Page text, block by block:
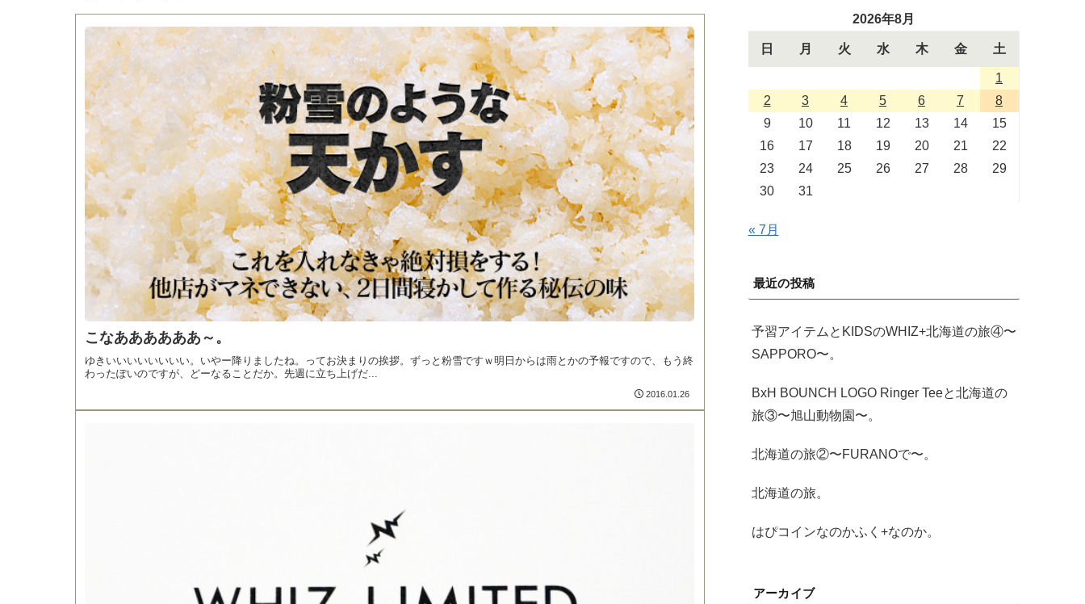
こなああああああ～。
ゆきいいいいいいいい。いやー降りましたね。ってお決まりの挨拶。ずっと粉雪ですｗ明日からは雨とかの予報ですので、もう終
わったぽいのですが、どーなることだか。先週に立ち上げだ...
2016.01.26
2026年8月
日 月 火 水 木 金 土
1
2
3 4 5 6 7
8
9
10 11 12 13 14
15
16
17 18 19 20 21
22
23
24 25 26 27 28
29
30
31
« 7月
最近の投稿
予習アイテムとKIDSのWHIZ+北海道の旅④〜
SAPPORO〜。
BxH BOUNCH LOGO Ringer Teeと北海道の
旅③〜旭山動物園〜。
北海道の旅②〜FURANOで〜。
北海道の旅。
はぴコインなのかふく+なのか。
アーカイブ